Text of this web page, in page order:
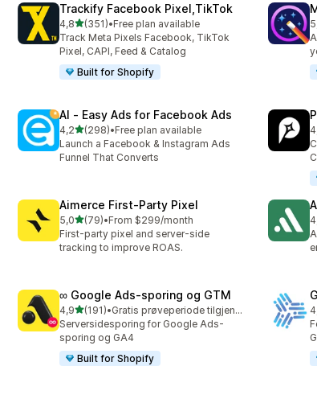
Trackify Facebook Pixel,TikTok
4,8av 5 stjerner
(351)
Totalt 351 omtaler
•Free plan available
Track Meta Pixels Facebook, TikTok
Pixel, CAPI, Feed & Catalog
Built for Shopify
AI ‑ Easy Ads for Facebook Ads
4,2av 5 stjerner
(298)
Totalt 298 omtaler
•Free plan available
Launch a Facebook & Instagram Ads
Funnel That Converts
Aimerce First‑Party Pixel
5,0av 5 stjerner
(79)
Totalt 79 omtaler
•From $299/month
First-party pixel and server-side
tracking to improve ROAS.
∞ Google Ads‑sporing og GTM
4,9av 5 stjerner
(191)
Totalt 191 omtaler
•
Gratis prøveperiode tilgjengelig
Serversidesporing for Google Ads-
sporing og GA4
Built for Shopify